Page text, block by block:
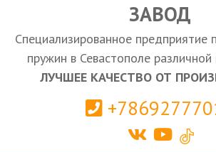
КАЛЬКУЛЯТОР ПРУЖИН
Севастополь
ЗАВОД
Специализированное предприятие
пружин в Севастополе различной
ЛУЧШЕЕ КАЧЕСТВО ОТ